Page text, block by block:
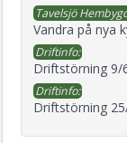
Tavelsjö
Vandra på nya
Driftinfo:
Driftstörning 9/
Driftinfo:
Driftstörning